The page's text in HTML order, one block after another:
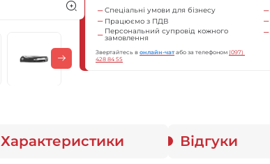
Спеціальні умови для бізнесу
Працюємо з ПДВ
Персональний супровід кожного
замовлення
Звертайтесь вонлайн-чат або за телефоном(097)
428 84 55
Характеристики Відгуки